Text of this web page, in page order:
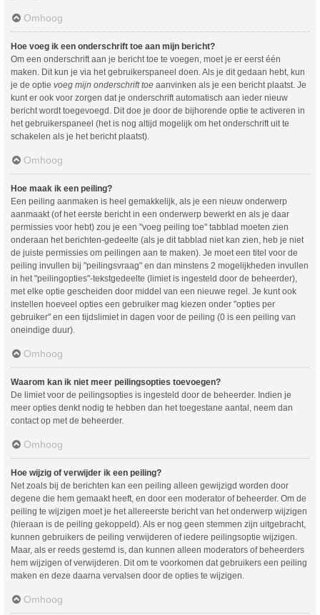
Omhoog
Hoe voeg ik een onderschrift toe aan mijn bericht?
Om een onderschrift aan je bericht toe te voegen, moet je er eerst één
maken. Dit kun je via het gebruikerspaneel doen. Als je dit gedaan hebt, kun
je de optie voeg mijn onderschrift toe aanvinken als je een bericht plaatst. Je
kunt er ook voor zorgen dat je onderschrift automatisch aan ieder nieuw
bericht wordt toegevoegd. Dit doe je door de bijhorende optie te activeren in
het gebruikerspaneel (het is nog altijd mogelijk om het onderschrift uit te
schakelen als je het bericht plaatst).
Omhoog
Hoe maak ik een peiling?
Een peiling aanmaken is heel gemakkelijk, als je een nieuw onderwerp
aanmaakt (of het eerste bericht in een onderwerp bewerkt en als je daar
permissies voor hebt) zou je een "voeg peiling toe" tabblad moeten zien
onderaan het berichten-gedeelte (als je dit tabblad niet kan zien, heb je niet
de juiste permissies om peilingen aan te maken). Je moet een titel voor de
peiling invullen bij "peilingsvraag" en dan minstens 2 mogelijkheden invullen
in het "peilingopties"-tekstgedeelte (limiet is ingesteld door de beheerder),
met elke optie gescheiden door middel van een nieuwe regel. Je kunt ook
instellen hoeveel opties een gebruiker mag kiezen onder "opties per
gebruiker" en een tijdslimiet in dagen voor de peiling (0 is een peiling van
oneindige duur).
Omhoog
Waarom kan ik niet meer peilingsopties toevoegen?
De limiet voor de peilingsopties is ingesteld door de beheerder. Indien je
meer opties denkt nodig te hebben dan het toegestane aantal, neem dan
contact op met de beheerder.
Omhoog
Hoe wijzig of verwijder ik een peiling?
Net zoals bij de berichten kan een peiling alleen gewijzigd worden door
degene die hem gemaakt heeft, en door een moderator of beheerder. Om de
peiling te wijzigen moet je het allereerste bericht van het onderwerp wijzigen
(hieraan is de peiling gekoppeld). Als er nog geen stemmen zijn uitgebracht,
kunnen gebruikers de peiling verwijderen of iedere peilingsoptie wijzigen.
Maar, als er reeds gestemd is, dan kunnen alleen moderators of beheerders
hem wijzigen of verwijderen. Dit om te voorkomen dat gebruikers een peiling
maken en deze daarna vervalsen door de opties te wijzigen.
Omhoog